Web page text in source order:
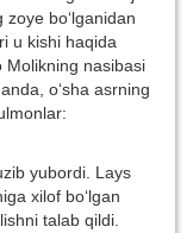
bo‘lganidan
u kishi haqida
Molikning nasibasi
o‘sha asrning
yubordi. Lays
xilof bo‘lgan
talab qildi.